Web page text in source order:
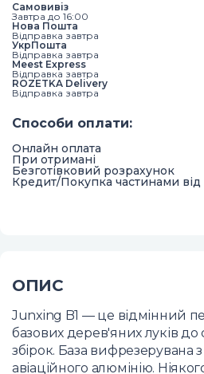
Самовивіз
Завтра до 16:00
Нова Пошта
Відправка завтра
УкрПошта
Відправка завтра
Meest Express
Відправка завтра
ROZETKA Delivery
Відправка завтра
Способи оплати:
Онлайн оплата
При отримані
Безготівковий розрахунок
Кредит/Покупка частинами
ОПИС
Junxing B1 — це відмінний
базових дерев'яних луків
збірок. База вифрезерувана
авіаційного алюмінію.